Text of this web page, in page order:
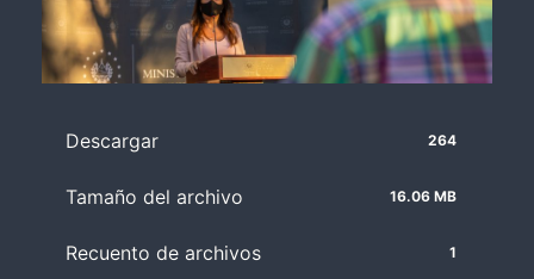
Descargar 264
Tamaño del archivo 16.06 MB
Recuento de archivos 1